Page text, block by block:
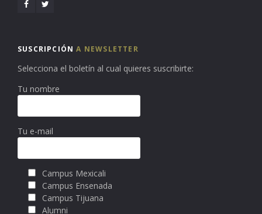
SUSCRIPCIÓNA NEWSLETTER
Selecciona el boletín al cual quieres suscribirte:
Tu nombre
Tu e-mail
Campus Mexicali
Campus Ensenada
Campus Tijuana
Alumni